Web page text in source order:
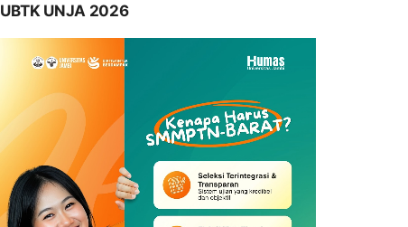
UBTK UNJA 2026